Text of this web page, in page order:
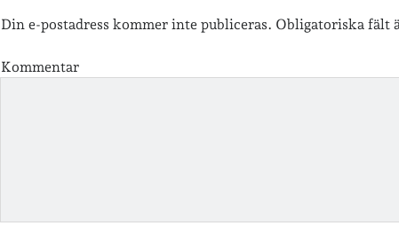
Din e-postadress kommer inte publiceras. Obligatoriska fält
Kommentar